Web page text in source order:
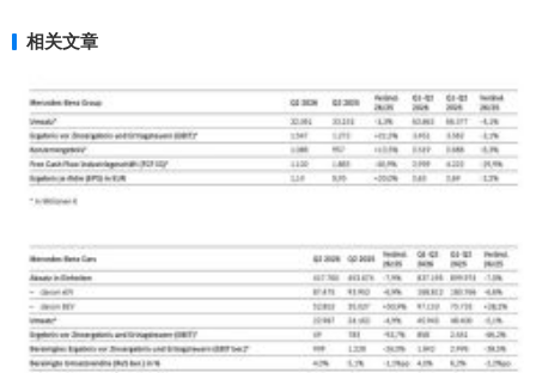
相关文章